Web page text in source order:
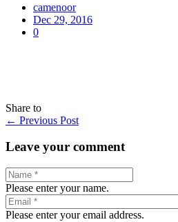
camenoor
Dec 29, 2016
0
Share to
← Previous Post
Leave your comment
Please enter your name.
Please enter your email address.